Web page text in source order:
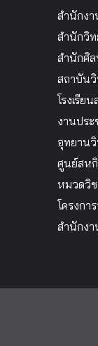
สำนักง
สำนักวิท
สำนักศิ
สถาบัน
โรงเรีย
งานปร
อุทยาน
ศูนย์สห
หมวดวิ
โครงกา
สำนักง